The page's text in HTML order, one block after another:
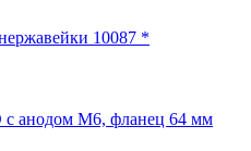
10087 *